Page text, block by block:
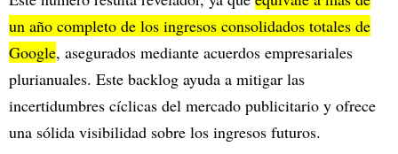
un año completo de los ingresos consolidados totales de
Google, asegurados mediante acuerdos empresariales
plurianuales. Este backlog ayuda a mitigar las
incertidumbres cíclicas del mercado publicitario y ofrece
una sólida visibilidad sobre los ingresos futuros.